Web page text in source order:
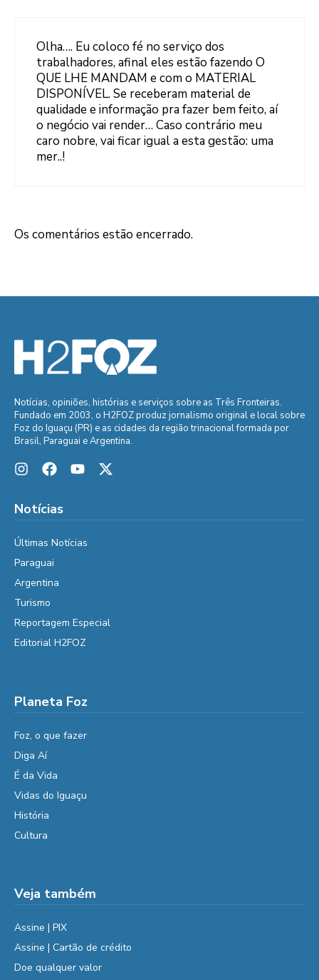
Olha…. Eu coloco fé no serviço dos
trabalhadores, afinal eles estão fazendo O
QUE LHE MANDAM e com o MATERIAL
DISPONÍVEL. Se receberam material de
qualidade e informação pra fazer bem feito, aí
o negócio vai render… Caso contrário meu
caro nobre, vai ficar igual a esta gestão: uma
mer..!
Os comentários estão encerrado.
Notícias, opiniões, histórias e serviços sobre as Três Fronteiras.
Fundado em 2003, o H2FOZ produz jornalismo original e local sobre
Foz do Iguaçu (PR) e as cidades da região trinacional formada por
Brasil, Paraguai e Argentina.
Notícias
Últimas Notícias
Paraguai
Argentina
Turismo
Reportagem Especial
Editorial H2FOZ
Planeta Foz
Foz, o que fazer
Diga Aí
É da Vida
Vidas do Iguaçu
História
Cultura
Veja também
Assine | PIX
Assine | Cartão de crédito
Doe qualquer valor